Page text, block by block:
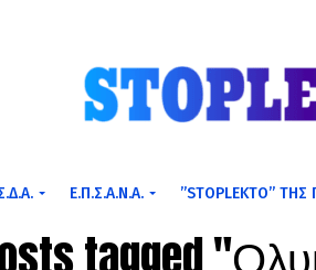
Ε.Π.Σ.Α.Ν.Α. ”STOPLEKTO” ΤΗΣ
tagged